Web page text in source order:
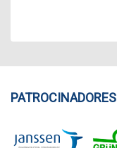
PATROCINADORES